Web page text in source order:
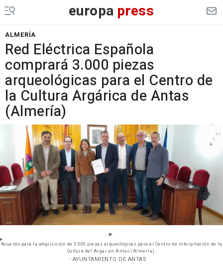
europa press
ALMERÍA
Red Eléctrica Española
comprará 3.000 piezas
arqueológicas para el Centro de
la Cultura Argárica de Antas
(Almería)
Acuerdo para la adquisición de 3.000 piezas arqueológicas para el Centro de Interprtación de la
Cultura del Argar en Antas (Almería).
- AYUNTAMIENTO DE ANTAS